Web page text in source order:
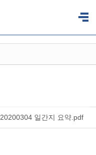
20200304 일간지 요약.pdf